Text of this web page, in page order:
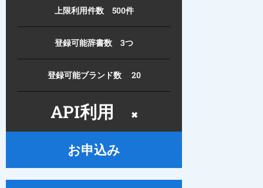
上限利用件数 500件
登録可能辞書数 3つ
登録可能ブランド数 20
API利用 ✖
お申込み